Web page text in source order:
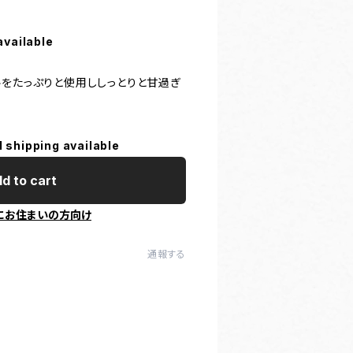
たっぷりと使用ししっとりと甘過ぎ
shipping available
to cart
お住まいの方向け
通報する